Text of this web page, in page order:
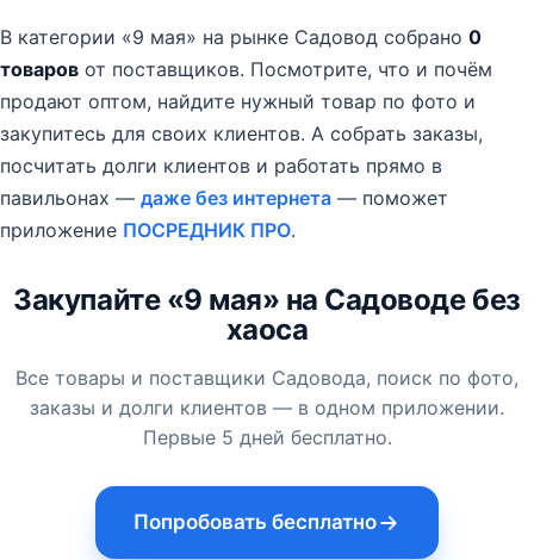
В категории «9 мая» на рынке Садовод собрано 0
товаров от поставщиков. Посмотрите, что и почём
продают оптом, найдите нужный товар по фото и
закупитесь для своих клиентов. А собрать заказы,
посчитать долги клиентов и работать прямо в
павильонах — даже без интернета — поможет
приложение ПОСРЕДНИК ПРО.
Закупайте «9 мая» на Садоводе без
хаоса
Все товары и поставщики Садовода, поиск по фото,
заказы и долги клиентов — в одном приложении.
Первые 5 дней бесплатно.
Попробовать бесплатно